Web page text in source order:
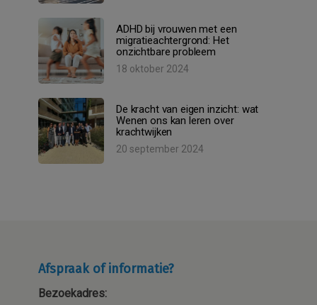
ADHD bij vrouwen met een
migratieachtergrond: Het
onzichtbare probleem
18 oktober 2024
De kracht van eigen inzicht: wat
Wenen ons kan leren over
krachtwijken
20 september 2024
Afspraak of informatie?
Bezoekadres: